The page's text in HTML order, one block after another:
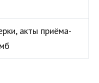
акты приёма-